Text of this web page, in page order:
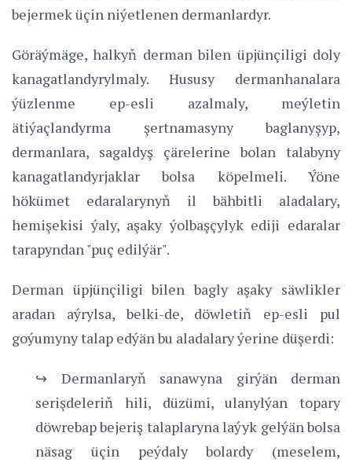
bejermek üçin niýetlenen dermanlardyr.
Göräýmäge, halkyň derman bilen üpjünçiligi doly
kanagatlandyrylmaly. Hususy dermanhanalara
ýüzlenme ep-esli azalmaly, meýletin
ätiýaçlandyrma şertnamasyny baglanyşyp,
dermanlara, sagaldyş çärelerine bolan talabyny
kanagatlandyrjaklar bolsa köpelmeli. Ýöne
hökümet edaralarynyň il bähbitli aladalary,
hemişekisi ýaly, aşaky ýolbaşçylyk ediji edaralar
tarapyndan "puç edilýär".
Derman üpjünçiligi bilen bagly aşaky säwlikler
aradan aýrylsa, belki-de, döwletiň ep-esli pul
goýumyny talap edýän bu aladalary ýerine düşerdi:
↪ Dermanlaryň sanawyna girýän derman
serişdeleriň hili, düzümi, ulanylýan topary
döwrebap bejeriş talaplaryna laýyk gelýän bolsa
näsag üçin peýdaly bolardy (meselem,